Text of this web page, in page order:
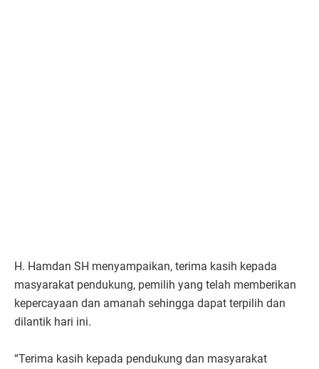
H. Hamdan SH menyampaikan, terima kasih kepada
masyarakat pendukung, pemilih yang telah memberikan
kepercayaan dan amanah sehingga dapat terpilih dan
dilantik hari ini.
“Terima kasih kepada pendukung dan masyarakat